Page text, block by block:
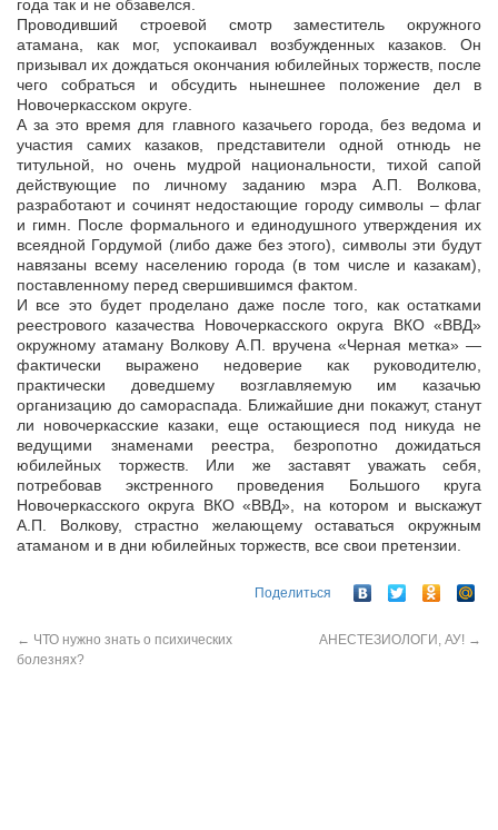
года так и не обзавелся.
Проводивший строевой смотр заместитель окружного
атамана, как мог, успокаивал возбужденных казаков. Он
призывал их дождаться окончания юбилейных торжеств, после
чего собраться и обсудить нынешнее положение дел в
Новочеркасском округе.
А за это время для главного казачьего города, без ведома и
участия самих казаков, представители одной отнюдь не
титульной, но очень мудрой национальности, тихой сапой
действующие по личному заданию мэра А.П. Волкова,
разработают и сочинят недостающие городу символы – флаг
и гимн. После формального и единодушного утверждения их
всеядной Гордумой (либо даже без этого), символы эти будут
навязаны всему населению города (в том числе и казакам),
поставленному перед свершившимся фактом.
И все это будет проделано даже после того, как остатками
реестрового казачества Новочеркасского округа ВКО «ВВД»
окружному атаману Волкову А.П. вручена «Черная метка» —
фактически выражено недоверие как руководителю,
практически доведшему возглавляемую им казачью
организацию до самораспада. Ближайшие дни покажут, станут
ли новочеркасские казаки, еще остающиеся под никуда не
ведущими знаменами реестра, безропотно дожидаться
юбилейных торжеств. Или же заставят уважать себя,
потребовав экстренного проведения Большого круга
Новочеркасского округа ВКО «ВВД», на котором и выскажут
А.П. Волкову, страстно желающему оставаться окружным
атаманом и в дни юбилейных торжеств, все свои претензии.
Поделиться
← ЧТО нужно знать о психических
болезнях?
АНЕСТЕЗИОЛОГИ, АУ! →